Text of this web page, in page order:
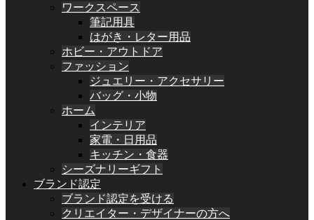
ワークスペース
筆記用具
はがき・レター用品
ホビー・アウトドア
ファッション
ジュエリー・アクセサリー
バッグ・小物
ホーム
インテリア
家電・日用品
キッチン・食器
シーズナリーギフト
ブランド認定
ブランド認定を受ける
クリエイター・デザイナーの方へ